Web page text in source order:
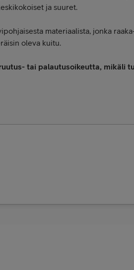
ja suuret.
materiaalista, jonka
oleva kuitu.
tai palautusoikeutta, mikäli